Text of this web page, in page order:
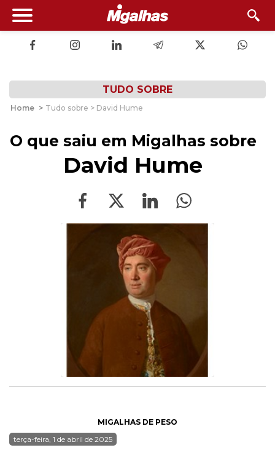
TUDO SOBRE
Home > Tudo sobre > David Hume
O que saiu em Migalhas sobre
David Hume
MIGALHAS DE PESO
terça-feira, 1 de abril de 2025